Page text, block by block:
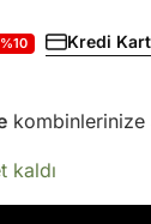
Kredi
kombinlerinize
kaldı